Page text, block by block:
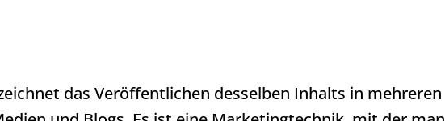
das Veröffentlichen desselben Inhalts in mehreren